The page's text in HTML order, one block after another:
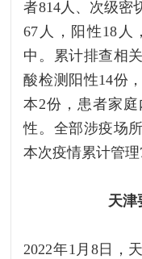
者814人、次级密
67人，阳性18人
中。累计排查相
酸检测阳性14份
本2份，患者家
性。全部涉疫场
本次疫情累计管理
天津
2022年1月8日，